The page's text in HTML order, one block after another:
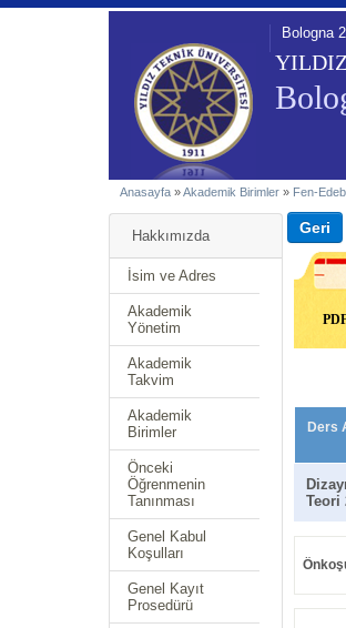
Bologna
Anasayfa »Akademik Birimler » Fen-
Hakkımızda
İsim ve Adres
Akademik
Yönetim
Akademik
Takvim
Akademik
Birimler
Önceki
Öğrenmenin
Tanınması
Genel Kabul
Koşulları
Genel Kayıt
Prosedürü
Ders
Teori